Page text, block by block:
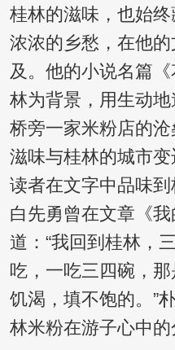
桂林的滋味，也始
浓浓的乡愁，在他
及。他的小说名篇
林为背景，用生动
桥旁一家米粉店的
滋味与桂林的城市
读者在文字中品味到
白先勇曾在文章《
道：“我回到桂林，
吃，一吃三四碗，
饥渴，填不饱的。”
林米粉在游子心中的